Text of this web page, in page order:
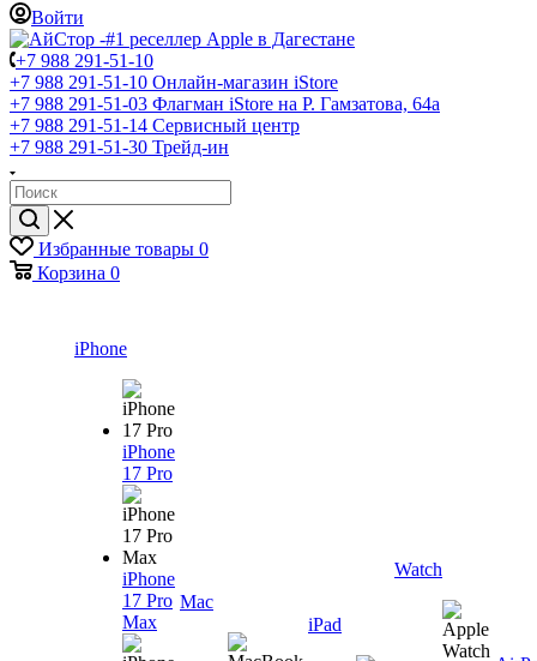
Войти
+7 988 291-51-10
+7 988 291-51-10 Онлайн-магазин iStore
+7 988 291-51-03 Флагман iStore на Р. Гамзатова, 64а
+7 988 291-51-14 Сервисный центр
+7 988 291-51-30 Трейд-ин
Избранные товары 0
Корзина 0
iPhone
iPhone
17 Pro
iPhone
17 Pro
Max
Mac
iPad
Watch